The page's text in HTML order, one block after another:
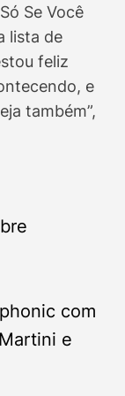
Se Você
lista de
feliz
e
também”,
com
e